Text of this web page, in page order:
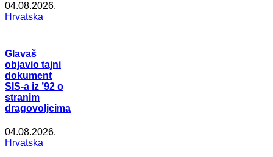
04.08.2026.
Hrvatska
Glavaš
objavio tajni
dokument
SIS-a iz ’92 o
stranim
dragovoljcima
04.08.2026.
Hrvatska